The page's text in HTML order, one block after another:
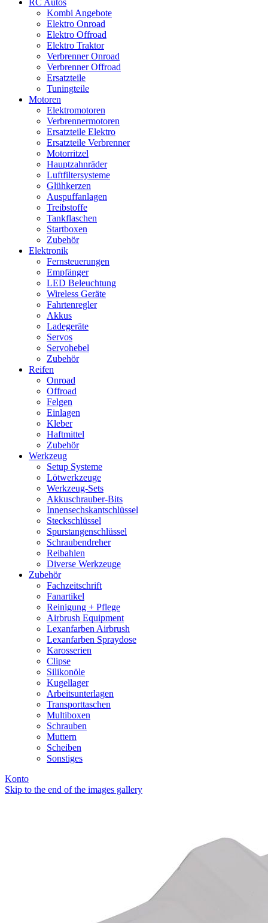
RC Autos
Kombi Angebote
Elektro Onroad
Elektro Offroad
Elektro Traktor
Verbrenner Onroad
Verbrenner Offroad
Ersatzteile
Tuningteile
Motoren
Elektromotoren
Verbrennermotoren
Ersatzteile Elektro
Ersatzteile Verbrenner
Motorritzel
Hauptzahnräder
Luftfiltersysteme
Glühkerzen
Auspuffanlagen
Treibstoffe
Tankflaschen
Startboxen
Zubehör
Elektronik
Fernsteuerungen
Empfänger
LED Beleuchtung
Wireless Geräte
Fahrtenregler
Akkus
Ladegeräte
Servos
Servohebel
Zubehör
Reifen
Onroad
Offroad
Felgen
Einlagen
Kleber
Haftmittel
Zubehör
Werkzeug
Setup Systeme
Lötwerkzeuge
Werkzeug-Sets
Akkuschrauber-Bits
Innensechskantschlüssel
Steckschlüssel
Spurstangenschlüssel
Schraubendreher
Reibahlen
Diverse Werkzeuge
Zubehör
Fachzeitschrift
Fanartikel
Reinigung + Pflege
Airbrush Equipment
Lexanfarben Airbrush
Lexanfarben Spraydose
Karosserien
Clipse
Silikonöle
Kugellager
Arbeitsunterlagen
Transporttaschen
Multiboxen
Schrauben
Muttern
Scheiben
Sonstiges
Konto
Skip to the end of the images gallery